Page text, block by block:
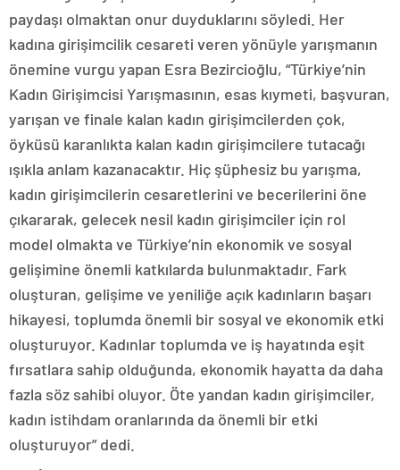
paydaşı olmaktan onur duyduklarını söyledi. Her
kadına girişimcilik cesareti veren yönüyle yarışmanın
önemine vurgu yapan Esra Bezircioğlu, “Türkiye’nin
Kadın Girişimcisi Yarışmasının, esas kıymeti, başvuran,
yarışan ve finale kalan kadın girişimcilerden çok,
öyküsü karanlıkta kalan kadın girişimcilere tutacağı
ışıkla anlam kazanacaktır. Hiç şüphesiz bu yarışma,
kadın girişimcilerin cesaretlerini ve becerilerini öne
çıkararak, gelecek nesil kadın girişimciler için rol
model olmakta ve Türkiye’nin ekonomik ve sosyal
gelişimine önemli katkılarda bulunmaktadır. Fark
oluşturan, gelişime ve yeniliğe açık kadınların başarı
hikayesi, toplumda önemli bir sosyal ve ekonomik etki
oluşturuyor. Kadınlar toplumda ve iş hayatında eşit
fırsatlara sahip olduğunda, ekonomik hayatta da daha
fazla söz sahibi oluyor. Öte yandan kadın girişimciler,
kadın istihdam oranlarında da önemli bir etki
oluşturuyor” dedi.